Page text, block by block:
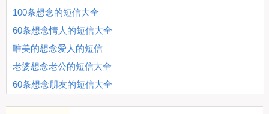
100条想念的短信大全
60条想念情人的短信大全
唯美的想念爱人的短信
老婆想念老公的短信大全
60条想念朋友的短信大全